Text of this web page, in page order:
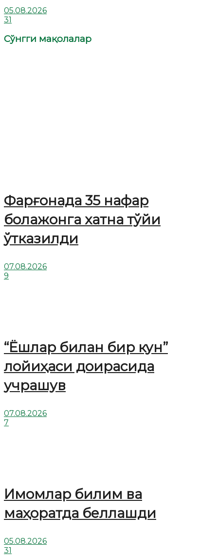
05.08.2026
31
Сўнгги мақолалар
Фарғонада 35 нафар
болажонга хатна тўйи
ўтказилди
07.08.2026
9
“Ёшлар билан бир кун”
лойиҳаси доирасида
учрашув
07.08.2026
7
Имомлар билим ва
маҳоратда беллашди
05.08.2026
31